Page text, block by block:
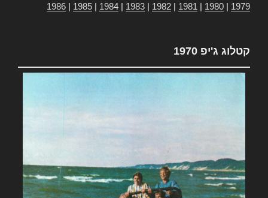
1979
1980
1981
1982
1983
1984
1985
1986
קטלוג ג'יפ 1970